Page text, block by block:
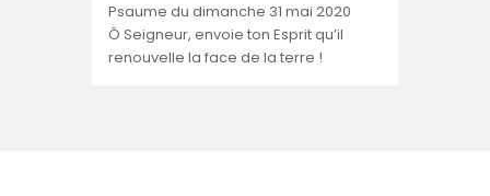
Psaume du dimanche 31 mai 2020
Ô Seigneur, envoie ton Esprit qu’il
renouvelle la face de la terre !